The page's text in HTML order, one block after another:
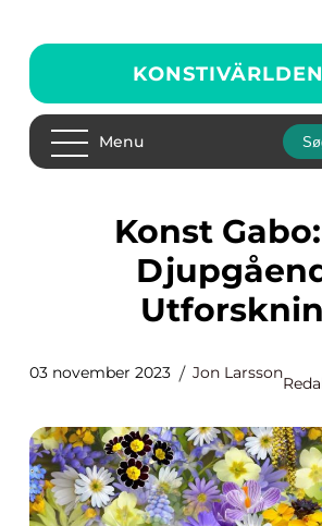
Menu
Konst Gabo: En
03 november 2023 Jon Larsson